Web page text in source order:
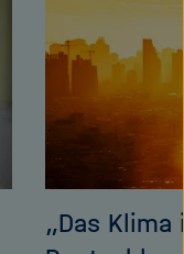
„Das Klima